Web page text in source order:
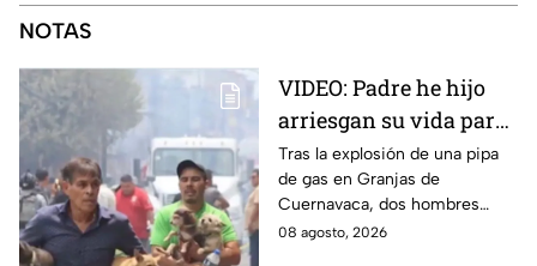
NOTAS
VIDEO: Padre he hijo
arriesgan su vida para
rescatar a sus perritos
tras la explosión de
pipa de gas en
Cuernavaca
Tras la explosión de una pipa
de gas en Granjas de
Cuernavaca, dos hombres
arriesgaron su vida para volver
08 agosto, 2026